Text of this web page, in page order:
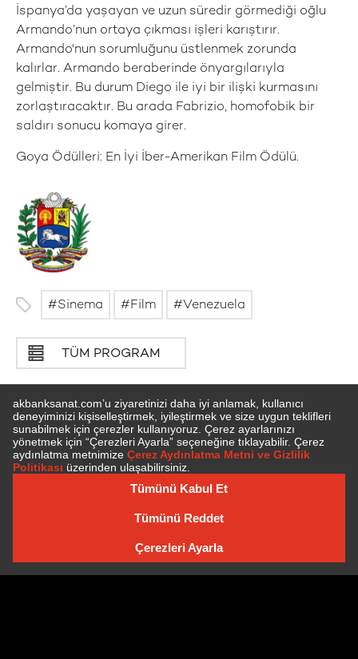
İspanya’da yaşayan ve uzun süredir görmediği oğlu
Armando’nun ortaya çıkması işleri karıştırır.
Armando'nun sorumluğunu üstlenmek zorunda
kalırlar. Armando beraberinde önyargılarıyla
gelmiştir. Bu durum Diego ile iyi bir ilişki kurmasını
zorlaştıracaktır. Bu arada Fabrizio, homofobik bir
saldırı sonucu komaya girer.
Goya Ödülleri: En İyi İber-Amerikan Film Ödülü.
Sinema Film Venezuela
TÜM PROGRAM